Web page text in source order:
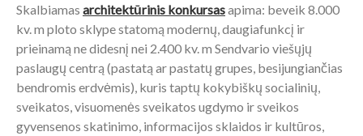
Skalbiamas architektūrinis konkursasapima: beveik 8.000
kv. m ploto sklype statomą modernų, daugiafunkcį ir
prieinamą ne didesnį nei 2.400 kv. m Sendvario viešųjų
paslaugų centrą (pastatą ar pastatų grupes, besijungiančias
bendromis erdvėmis), kuris taptų kokybiškų socialinių,
sveikatos, visuomenės sveikatos ugdymo ir sveikos
gyvensenos skatinimo, informacijos sklaidos ir kultūros,